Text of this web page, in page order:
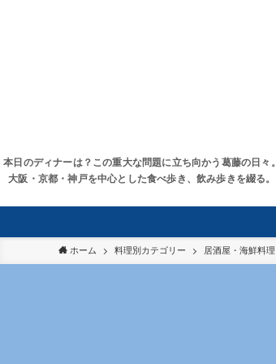
本日のディナーは？この重大な問題に立ち向かう葛藤の日々。
大阪・京都・神戸を中心とした食べ歩き、飲み歩きを綴る。
ホーム 料理別カテゴリー 居酒屋・海鮮料理